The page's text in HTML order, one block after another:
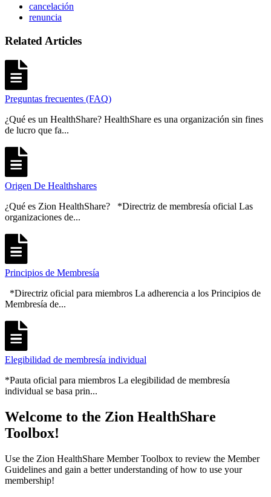
cancelación
renuncia
Related Articles
Preguntas frecuentes (FAQ)
¿Qué es un HealthShare? HealthShare es una organización sin fines
de lucro que fa...
Origen De Healthshares
¿Qué es Zion HealthShare? *Directriz de membresía oficial Las
organizaciones de...
Principios de Membresía
*Directriz oficial para miembros La adherencia a los Principios de
Membresía de...
Elegibilidad de membresía individual
*Pauta oficial para miembros La elegibilidad de membresía
individual se basa prin...
Welcome to the Zion HealthShare
Toolbox!
Use the Zion HealthShare Member Toolbox to review the Member
Guidelines and gain a better understanding of how to use your
membership!